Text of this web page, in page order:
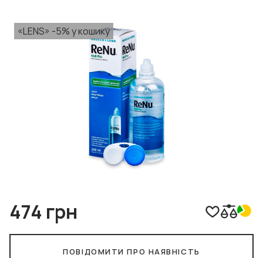
«LENS» -5% у кошику
474 грн
ПОВІДОМИТИ ПРО НАЯВНІСТЬ